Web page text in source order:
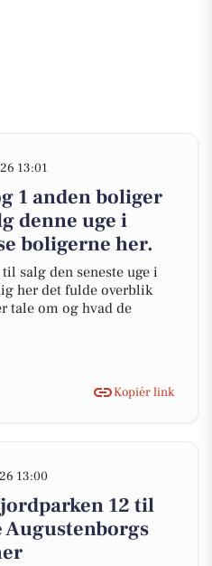
13:01
1 anden boliger
denne uge i
boligerne her.
salg den seneste uge i
her det fulde overblik
tale om og hvad de
Kopiér link
13:00
12 til
Augustenborgs